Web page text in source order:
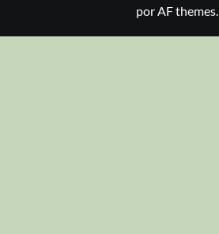
por AF themes.